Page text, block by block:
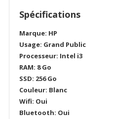
Spécifications
Marque: HP
Usage: Grand Public
Processeur: Intel i3
RAM: 8 Go
SSD: 256 Go
Couleur: Blanc
Wifi: Oui
Bluetooth: Oui